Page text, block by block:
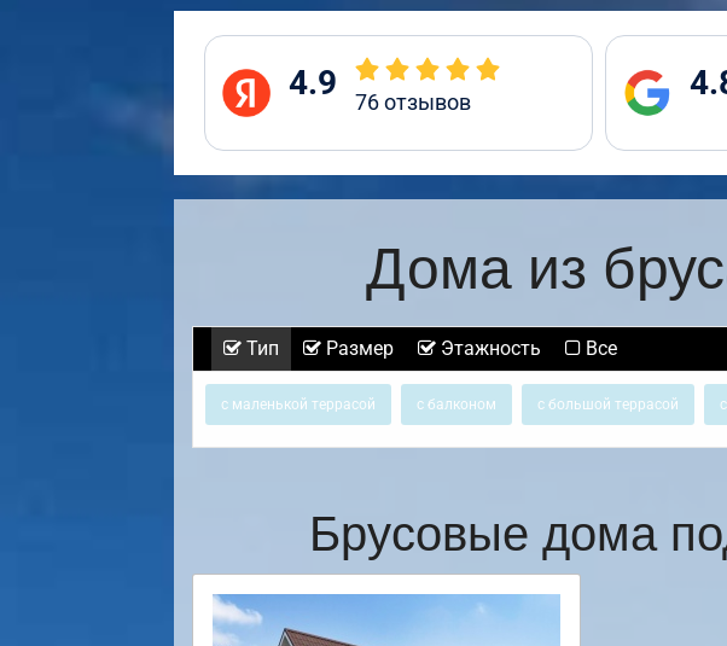
4.9 76отзывов
Дома из
Тип Размер Этажность Все
с маленькой террасой с балконом с большой террасой
Брусовые дома